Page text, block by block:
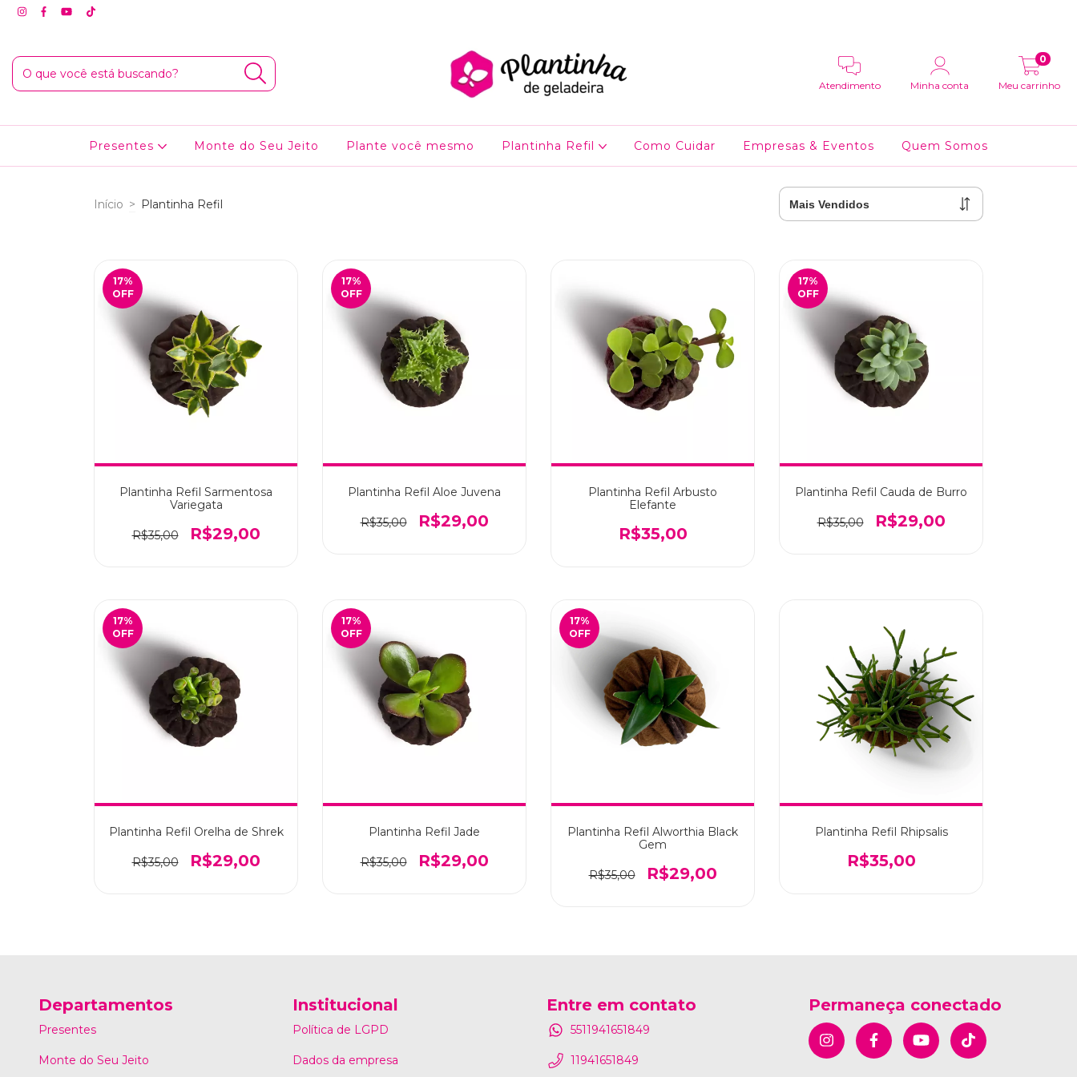
Atendimento Minha conta Meu carrinho
0
Presentes Monte do Seu Jeito Plante você mesmo Plantinha Refil Como Cuidar Empresas & Eventos Quem Somos
Início > Plantinha Refil
17%
OFF
Plantinha Refil Sarmentosa
Variegata
R$35,00 R$29,00
17%
OFF
Plantinha Refil Aloe Juvena
R$35,00 R$29,00
Plantinha Refil Arbusto
Elefante
R$35,00
17%
OFF
Plantinha Refil Cauda de Burro
R$35,00 R$29,00
17%
OFF
Plantinha Refil Orelha de Shrek
R$35,00 R$29,00
17%
OFF
Plantinha Refil Jade
R$35,00 R$29,00
17%
OFF
Plantinha Refil Alworthia Black
Gem
R$35,00 R$29,00
Plantinha Refil Rhipsalis
R$35,00
Departamentos
Presentes
Monte do Seu Jeito
Institucional
Política de LGPD
Dados da empresa
Entre em contato
5511941651849
11941651849
Permaneça conectado